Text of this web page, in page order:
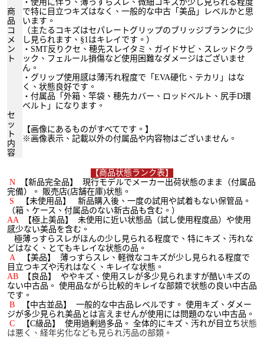
商
品
コ
メ
ン
ト
・使用に伴う、薄っすらスレ、微細コキズが少し見られる程度
で特に目立つキズはなく、一般的な中古「美品」レベルかと思
います。
（主たるコキズはセパレートグリップのブリッジブランクに少
し見られます、§1はキレイです。）
・SMT反りクセ、穂先スレイタミ、ガイドサビ、スレッドクラ
ック、フェルール損傷など使用困難なダメージはございませ
ん。
・グリップ使用感は薄汚れ程度で「EVA硬化、テカリ」はな
く、状態良好です。
・付属品「外箱、竿袋、穂先カバー、ロッドベルト、尻手D環
ベルト」になります。
セ
ッ
ト
内
容
【画像にあるものがすべてです。】
※画像表示、記載以外の付属品や内容物はございません。
【商品状態ランク表】
N
【新品完全品】 現行モデルでメーカー出荷状態のまま（付属品
完備）。 販売店(店舗在庫)状態。
S
【未使用品】 新品購入後、一度の試用や試着もない保管品。
（箱、ケース、付属品のない新古品も含む。）
AA
【極上美品】 未使用に近い状態品（試し使用程度品）や使用
感少ない美品を含む。
極薄っすらスレがほんの少し見られる程度で、特にキズ、汚れな
どはなく、とてもキレイな状態の品。
A
【美品】 薄っすらスレ、軽微なコキズが少し見られる程度で
目立つキズや汚れはなく、キレイな状態。
AB
【良品】 ややキズ、使用スレが多少見られますが酷いキズの
ない中古品。 使用品ながら比較的キレイな部類で状態の良い中古品
です。
B
【中古並品】 一般的な中古品レベルです。 使用キズ、ダメー
ジが多少見られ美品とは言えませんが使用には問題のない中古品。
C
【C級品】 使用過剰過多品。 全体的にキズ、汚れが目立ち状態
は悪く、経年劣化なども見られ汚品の部類。